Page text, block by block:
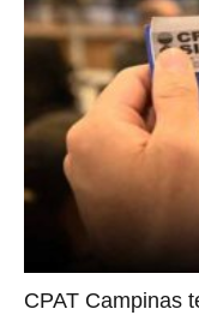
CPAT Campinas